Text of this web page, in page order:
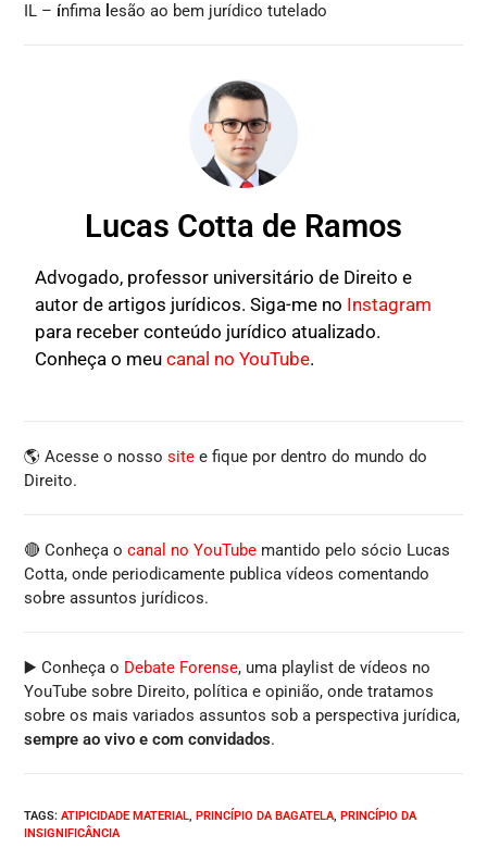
IL – ínfima lesão ao bem jurídico tutelado
Lucas Cotta de Ramos
Advogado, professor universitário de Direito e
autor de artigos jurídicos. Siga-me no Instagram
para receber conteúdo jurídico atualizado.
Conheça o meucanal no YouTube.
🌎 Acesse o nossosite e fique por dentro do mundo do
Direito.
🔴 Conheça ocanal no YouTube mantido pelo sócio Lucas
Cotta, onde periodicamente publica vídeos comentando
sobre assuntos jurídicos.
▶️ Conheça o Debate Forense, uma playlist de vídeos no
YouTube sobre Direito, política e opinião, onde tratamos
sobre os mais variados assuntos sob a perspectiva jurídica,
sempre ao vivo e com convidados.
TAGS:ATIPICIDADE MATERIAL, PRINCÍPIO DA BAGATELA, PRINCÍPIO DA
INSIGNIFICÂNCIA